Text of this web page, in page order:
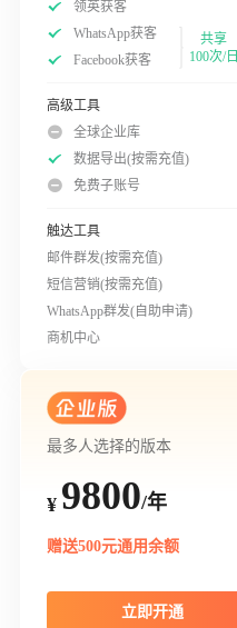
领英获客
WhatsApp获客
Facebook获客
共享
100次/日
高级工具
全球企业库
数据导出(按需充值)
免费子账号
触达工具
邮件群发(按需充值)
短信营销(按需充值)
WhatsApp群发(自助申请)
商机中心
最多人选择的版本
¥ 9800/年
赠送500元通用余额
立即开通